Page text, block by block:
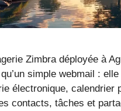
Zimbra déployée à
qu’un simple webmail :
électronique, calendrier
contacts, tâches et